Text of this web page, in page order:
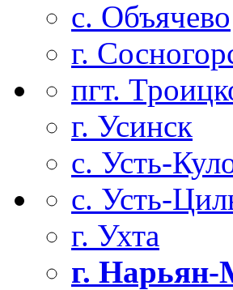
с. Объячево
г.
пгт.
г. Усинск
с. Усть-
с. Усть-
г. Ухта
г.